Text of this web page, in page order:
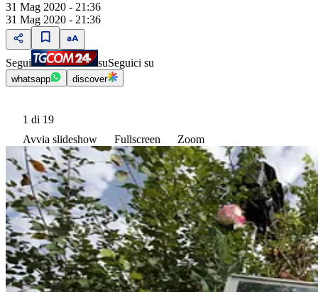
31 Mag 2020 - 21:36
31 Mag 2020 - 21:36
Segui suSeguici su
whatsapp discover
1 di 19
Avvia slideshow
Fullscreen Zoom